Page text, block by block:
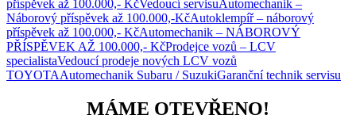
příspěvek až 100.000,- KčVedoucí servisuAutomechanik –
Náborový příspěvek až 100.000,-KčAutoklempíř – náborový
příspěvek až 100.000,- KčAutomechanik – NÁBOROVÝ
PŘÍSPĚVEK AŽ 100.000,- KčProdejce vozů – LCV
specialistaVedoucí prodeje nových LCV vozů
TOYOTAAutomechanik Subaru / SuzukiGaranční technik servisu
MÁME OTEVŘENO!